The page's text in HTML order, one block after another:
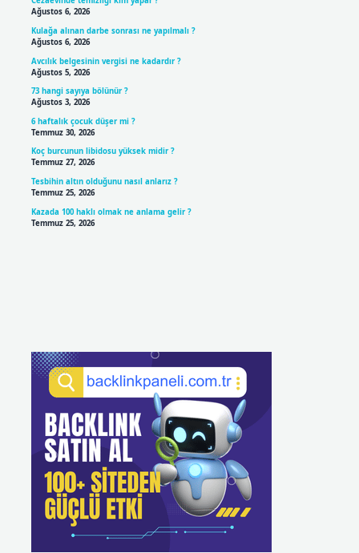
Ağustos 6, 2026
Kulağa alınan darbe sonrası ne yapılmalı ?
Ağustos 6, 2026
Avcılık belgesinin vergisi ne kadardır ?
Ağustos 5, 2026
73 hangi sayıya bölünür ?
Ağustos 3, 2026
6 haftalık çocuk düşer mi ?
Temmuz 30, 2026
Koç burcunun libidosu yüksek midir ?
Temmuz 27, 2026
Tesbihin altın olduğunu nasıl anlarız ?
Temmuz 25, 2026
Kazada 100 haklı olmak ne anlama gelir ?
Temmuz 25, 2026